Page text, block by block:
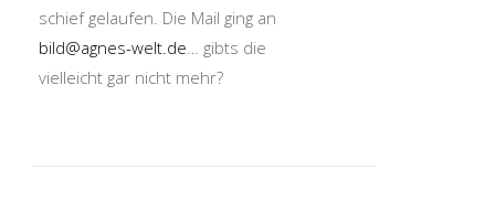
schief gelaufen. Die Mail ging an
bild@agnes-welt.de… gibts die
vielleicht gar nicht mehr?